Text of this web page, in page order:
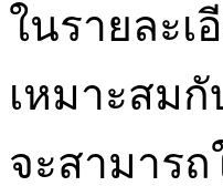
ในรายละ
เหมาะสม
จะสามาร